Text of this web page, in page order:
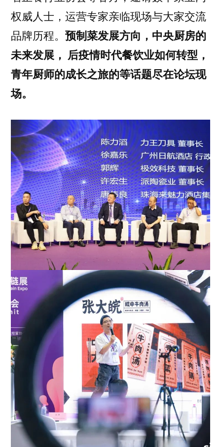
权威人士，运营专家亲临现场与大家交流
品牌历程。 预制菜发展方向，中央厨房的
未来发展， 后疫情时代餐饮业如何转型，
青年厨师的成长之旅的等话题尽在论坛现
场。